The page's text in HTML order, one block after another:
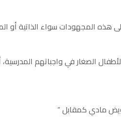
المجهودات سواء الذاتية أو
الصغار في واجباتهم المدرسية،
مادي كمقابل “